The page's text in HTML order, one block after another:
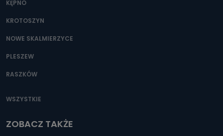
KĘPNO
KROTOSZYN
NOWE SKALMIERZYCE
PLESZEW
RASZKÓW
WSZYSTKIE
ZOBACZ TAKŻE